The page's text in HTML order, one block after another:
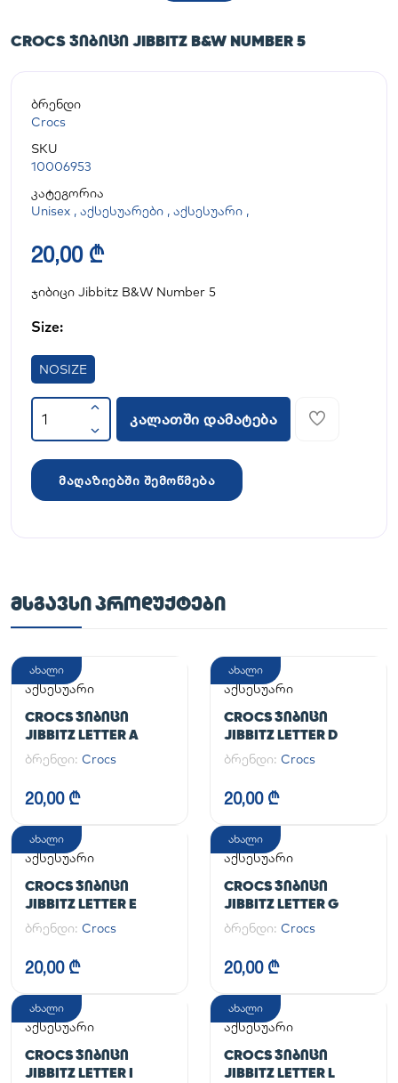
CROCS ᲯᲘᲑᲘᲪᲘ JIBBITZ B&W NUMBER 5
ბრენდი
Crocs
SKU
10006953
კატეგორია
Unisex , აქსესუარები , აქსესუარი ,
20,00 ₾
ჯიბიცი Jibbitz B&W Number 5
Size:
NOSIZE
კალათში დამატება
მაღაზიებში შემოწმება
ᲛᲡᲒᲐᲕᲡᲘ ᲞᲠᲝᲓᲣᲥᲢᲔᲑᲘ
ახალი
აქსესუარი
CROCS ᲯᲘᲑᲘᲪᲘ
JIBBITZ LETTER A
ბრენდი: Crocs
20,00 ₾
ახალი
აქსესუარი
CROCS ᲯᲘᲑᲘᲪᲘ
JIBBITZ LETTER D
ბრენდი: Crocs
20,00 ₾
ახალი
აქსესუარი
CROCS ᲯᲘᲑᲘᲪᲘ
JIBBITZ LETTER E
ბრენდი: Crocs
20,00 ₾
ახალი
აქსესუარი
CROCS ᲯᲘᲑᲘᲪᲘ
JIBBITZ LETTER G
ბრენდი: Crocs
20,00 ₾
ახალი
აქსესუარი
CROCS ᲯᲘᲑᲘᲪᲘ
JIBBITZ LETTER I
ახალი
აქსესუარი
CROCS ᲯᲘᲑᲘᲪᲘ
JIBBITZ LETTER L